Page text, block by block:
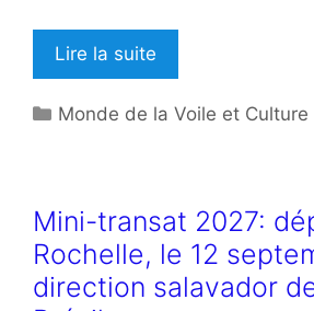
Lire la suite
Catégories
Monde de la Voile et Culture
Mini-transat 2027:
Rochelle, le 12
direction salavador